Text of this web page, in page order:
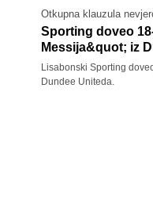
Otkupna klauzula
Sporting doveo
Messija&quot; iz
Lisabonski Sporting
Dundee Uniteda.